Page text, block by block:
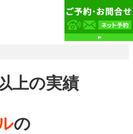
上の実績
の